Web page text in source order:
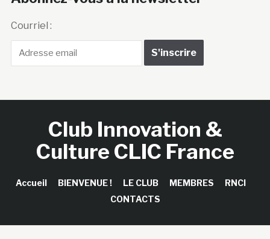
Courriel :
Club Innovation &
Culture CLIC France
Accueil BIENVENUE ! LE CLUB MEMBRES
RNCI
CONTACTS